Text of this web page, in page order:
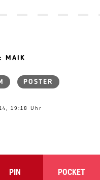
MAIK
POSTER
19:18 Uhr
PIN POCKET